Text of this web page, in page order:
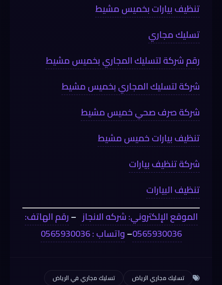
تنظيف بيارات بخميس مشيط
تسليك مجاري
رقم شركة لتسليك المجاري بخميس مشيط
شركة لتسليك المجاري بخميس مشيط
شركة صرف صحي خميس مشيط
تنظيف بيارات خميس مشيط
شركة تنظيف بيارات
تنظيف البيارات
الموقع الإلكتروني: شركه الانجاز –رقم الهاتف:
0565930036
–واتساب : 0565930036
تسليك مجاري الرياض تسليك مجاري في الرياض